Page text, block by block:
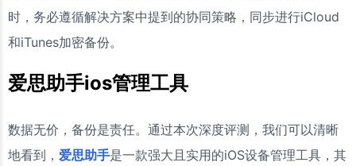
时，务必遵循解决方案中提到的协同策略，同步进行iCloud
和iTunes加密备份。
爱思助手ios管理工具
数据无价，备份是责任。通过本次深度评测，我们可以清晰
地看到， 爱思助手是一款强大且实用的iOS设备管理工具，其